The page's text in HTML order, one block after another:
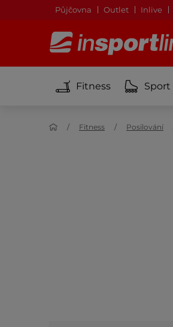
Půjčovna Outlet Inlive
Fitness Sport
Fitness Posilování